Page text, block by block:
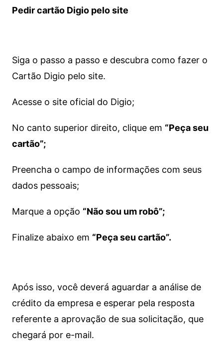
Pedir cartão Digio pelo site
Siga o passo a passo e descubra como fazer o
Cartão Digio pelo site.
Acesse o site oficial do Digio;
No canto superior direito, clique em “Peça seu
cartão”;
Preencha o campo de informações com seus
dados pessoais;
Marque a opção “Não sou um robô”;
Finalize abaixo em “Peça seu cartão”.
Após isso, você deverá aguardar a análise de
crédito da empresa e esperar pela resposta
referente a aprovação de sua solicitação, que
chegará por e-mail.